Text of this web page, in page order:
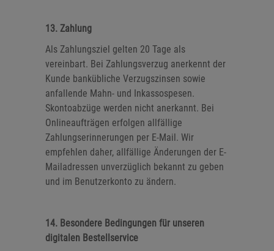
13. Zahlung
Als Zahlungsziel gelten 20 Tage als
vereinbart. Bei Zahlungsverzug anerkennt der
Kunde bankübliche Verzugszinsen sowie
anfallende Mahn- und Inkassospesen.
Skontoabzüge werden nicht anerkannt. Bei
Onlineaufträgen erfolgen allfällige
Zahlungserinnerungen per E-Mail. Wir
empfehlen daher, allfällige Änderungen der E-
Mailadressen unverzüglich bekannt zu geben
und im Benutzerkonto zu ändern.
14. Besondere Bedingungen für unseren
digitalen Bestellservice